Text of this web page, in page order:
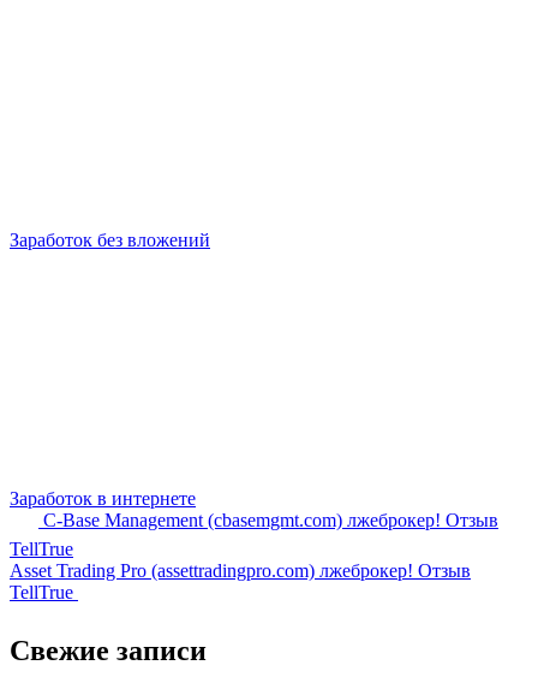
Заработок без вложений
Заработок в интернете
C-Base Management (cbasemgmt.com) лжеброкер! Отзыв
TellTrue
Asset Trading Pro (assettradingpro.com) лжеброкер! Отзыв
TellTrue
Свежие записи